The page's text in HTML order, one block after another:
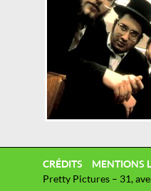
CRÉDITS
MENTIONS
Pretty Pictures – 31,